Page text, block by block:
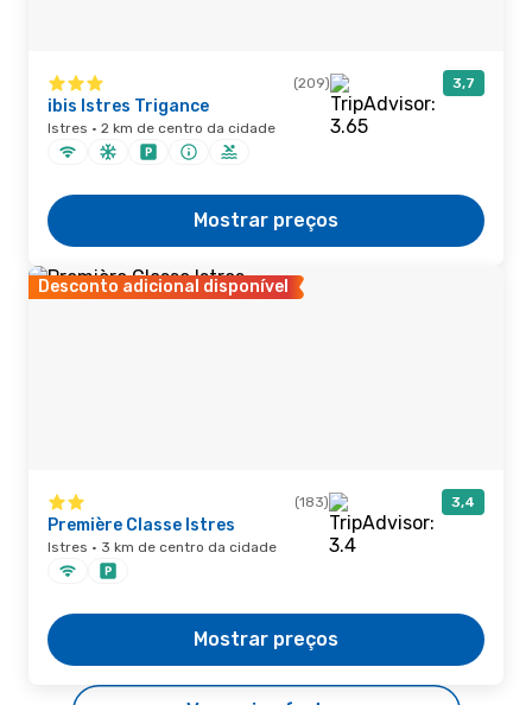
(209) 3,7
ibis Istres Trigance
Istres · 2 km de centro da cidade
Mostrar preços
Desconto adicional disponível
(183) 3,4
Première Classe Istres
Istres · 3 km de centro da cidade
Mostrar preços